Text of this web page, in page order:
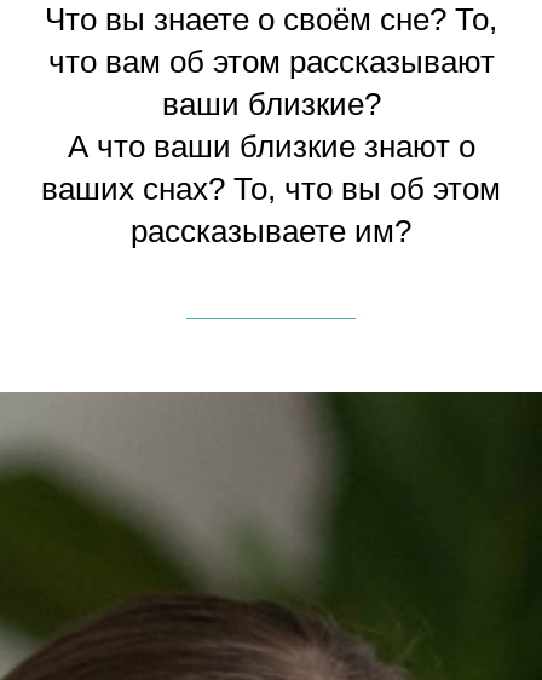
Что вы знаете о своём сне? То,
что вам об этом рассказывают
ваши близкие?
А что ваши близкие знают о
ваших снах? То, что вы об этом
рассказываете им?